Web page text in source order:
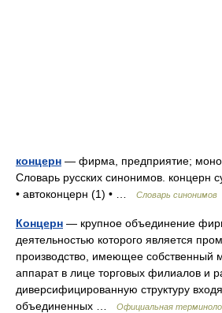
концерн — фирма, предприятие;
Словарь русских синонимов. концерн
• автоконцерн (1) • …
Словарь синонимов
Концерн — крупное объединение
деятельностью которого является
производство, имеющее собственный
аппарат в лице торговых филиалов и
диверсифицированную структуру
объединенных …
Официальная